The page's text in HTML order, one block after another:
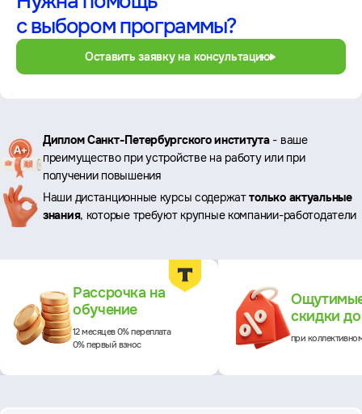
с выбором программы?
Оставить заявку на консультацию
Ключевые
преимущества
Диплом Санкт-Петербургского института- ваше
преимущество при устройстве на работу или при
получении повышения
Наши дистанционные курсы содержаттолько актуальные
знания, которые требуют крупные компании-работодатели
Рассрочка на
обучение
12 месяцев 0% переплата
0% первый взнос
скидки
при